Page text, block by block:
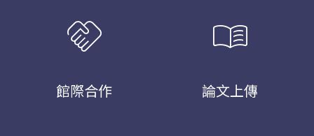
handshake
館際合作
menu_book
論文上傳